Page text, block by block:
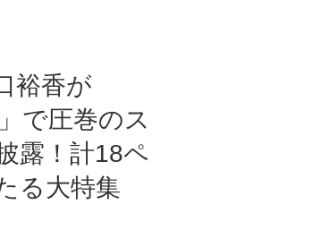
裕香が
で圧巻のス
露！計18ペ
る大特集